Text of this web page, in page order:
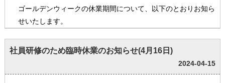
ゴールデンウィークの休業期間について、以下のとおりお知ら
せいたします。
社員研修のため臨時休業のお知らせ(4月16日)
2024-04-15